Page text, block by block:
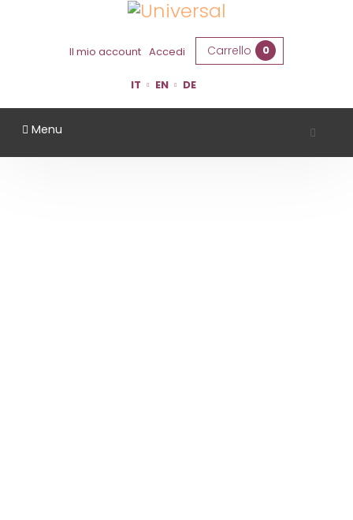
Il mio account Accedi Carrello 0
IT EN DE
Menu